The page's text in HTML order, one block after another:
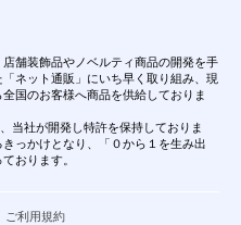
舗装飾品やノベルティ商品の開発を手
ネット通販」にいち早く取り組み、現
国のお客様へ商品を供給しておりま
当社が開発し特許を保持しておりま
っかけとなり、「０から１を生み出
おります。
ご利用規約